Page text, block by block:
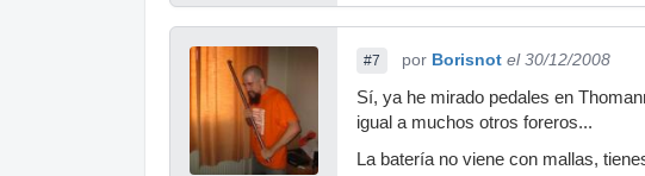
#7 por Borisnot el 30/12/2008
Sí, ya he mirado pedales en
igual a muchos otros foreros...
La batería no viene con mallas,